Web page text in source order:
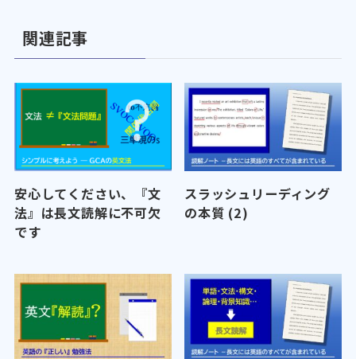
関連記事
安心してください、『文
法』は長文読解に不可欠
です
スラッシュリーディング
の本質 (2)